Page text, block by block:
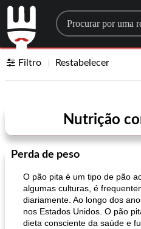
Search for a
Filtro Restabelecer
Nutrição
Perda de peso
O pão pita é um tipo de pão
algumas culturas, é
diariamente. Ao longo dos
nos Estados Unidos. O pão
dieta consciente da saúde e